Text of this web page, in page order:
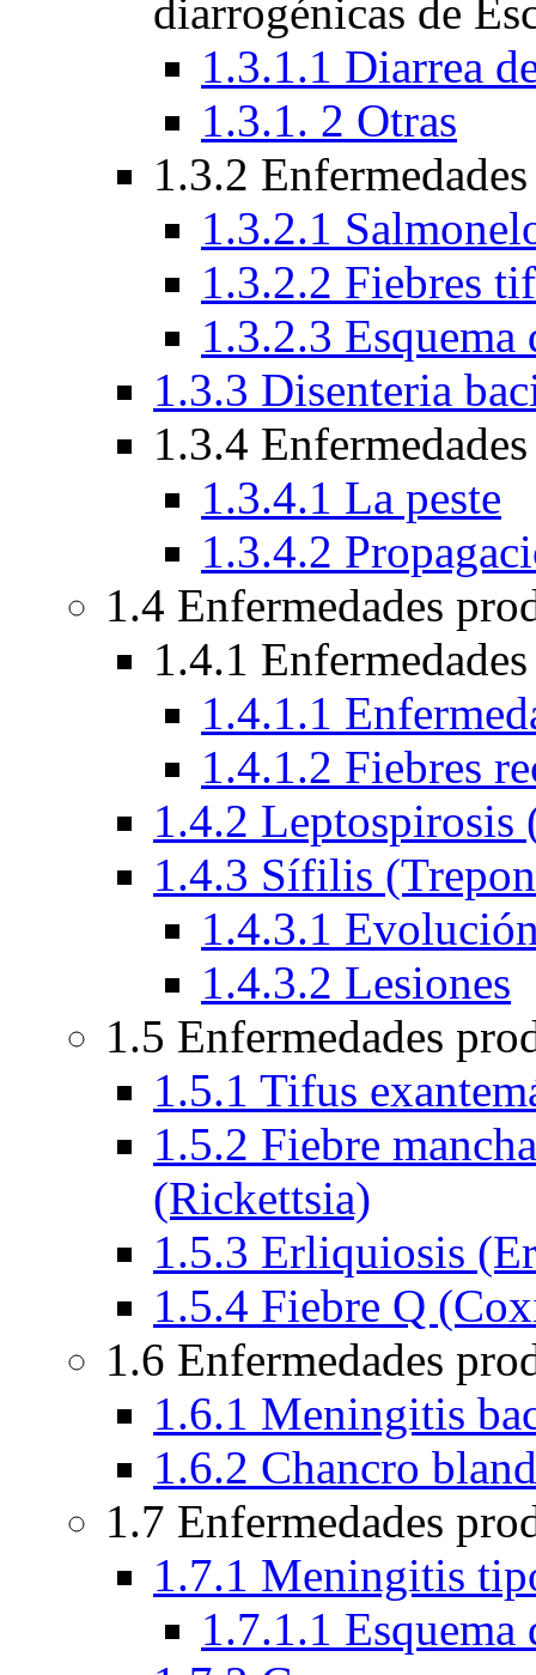
diarrogénicas de
1.3.1.1 Diarrea
1.3.1. 2 Otras
1.3.2
1.3.2.1
1.3.2.2 Fiebres
1.3.2.3 Esquema
1.3.3 Disenteria
1.3.4
1.3.4.1 La peste
1.3.4.2
1.4 Enfermedades
1.4.1
1.4.1.1
1.4.1.2 Fiebres
1.4.2 Leptospirosis
1.4.3 Sífilis
1.4.3.1
1.4.3.2 Lesiones
1.5 Enfermedades
1.5.1 Tifus
1.5.2 Fiebre
(Rickettsia)
1.5.3 Erliquiosis
1.5.4 Fiebre Q
1.6 Enfermedades
1.6.1 Meningitis
1.6.2 Chancro
1.7 Enfermedades
1.7.1 Meningitis
1.7.1.1 Esquema